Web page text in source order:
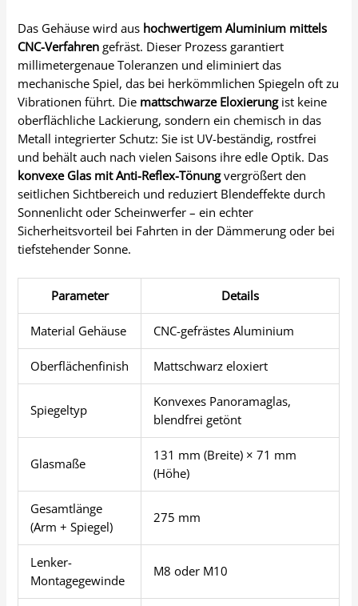
Das Gehäuse wird aus hochwertigem Aluminium mittels
CNC-Verfahren gefräst. Dieser Prozess garantiert
millimetergenaue Toleranzen und eliminiert das
mechanische Spiel, das bei herkömmlichen Spiegeln oft zu
Vibrationen führt. Die mattschwarze Eloxierungist keine
oberflächliche Lackierung, sondern ein chemisch in das
Metall integrierter Schutz: Sie ist UV-beständig, rostfrei
und behält auch nach vielen Saisons ihre edle Optik. Das
konvexe Glas mit Anti-Reflex-Tönungvergrößert den
seitlichen Sichtbereich und reduziert Blendeffekte durch
Sonnenlicht oder Scheinwerfer – ein echter
Sicherheitsvorteil bei Fahrten in der Dämmerung oder bei
tiefstehender Sonne.
Parameter Details
Material Gehäuse CNC-gefrästes Aluminium
Oberflächenfinish Mattschwarz eloxiert
Spiegeltyp
Konvexes Panoramaglas,
blendfrei getönt
Glasmaße
131 mm (Breite) × 71 mm
(Höhe)
Gesamtlänge
(Arm + Spiegel)
275 mm
Lenker-
Montagegewinde
M8 oder M10